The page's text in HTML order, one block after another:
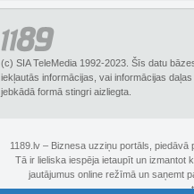
(c) SIA TeleMedia 1992-2023. Šīs datu
iekļautās informācijas, vai informācijas
jebkādā formā stingri aizliegta.
1189.lv – Biznesa uzziņu portāls,
Tā ir lieliska iespēja ietaupīt un izmantot
jautājumus online režīmā un saņemt